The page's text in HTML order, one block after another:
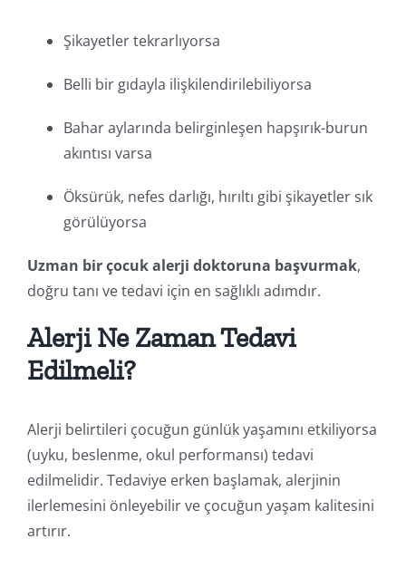
Şikayetler tekrarlıyorsa
Belli bir gıdayla ilişkilendirilebiliyorsa
Bahar aylarında belirginleşen hapşırık-burun
akıntısı varsa
Öksürük, nefes darlığı, hırıltı gibi şikayetler sık
görülüyorsa
Uzman bir çocuk alerji doktoruna başvurmak,
doğru tanı ve tedavi için en sağlıklı adımdır.
Alerji Ne Zaman Tedavi
Edilmeli?
Alerji belirtileri çocuğun günlük yaşamını etkiliyorsa
(uyku, beslenme, okul performansı) tedavi
edilmelidir. Tedaviye erken başlamak, alerjinin
ilerlemesini önleyebilir ve çocuğun yaşam kalitesini
artırır.